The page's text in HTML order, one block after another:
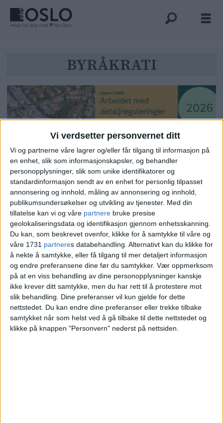
Vi verdsetter personvernet ditt
Vi og partnerne våre lagrer og/eller får tilgang til informasjon på
en enhet, slik som informasjonskapsler, og behandler
personopplysninger, slik som unike identifikatorer og
standardinformasjon sendt av en enhet for personlig tilpasset
annonsering og innhold, måling av annonsering og innhold,
publikumsundersøkelser og utvikling av tjenester. Med din
tillatelse kan vi og våre partnere bruke presise
geolokaliseringsdata og identifikasjon gjennom enhetsskanning.
Du kan, som beskrevet ovenfor, klikke for å samtykke til våre og
våre 1731 partneres databehandling. Alternativt kan du klikke for
å nekte å samtykke, eller få tilgang til mer detaljert informasjon
og endre preferansene dine før du samtykker. Vær oppmerksom
på at en viss behandling av dine personopplysninger kanskje
ikke krever ditt samtykke, men du har rett til å protestere mot
slik behandling. Dine preferanser vil kun gjelde for dette
nettstedet. Du kan endre dine preferanser eller trekke tilbake
samtykket når som helst ved å gå tilbake til dette nettstedet og
klikke på knappen "Personvern" nederst på nettsiden.
byråkrati
BYRÅKRATI
Ekstremt byråkrati da nye skoler
ble planlagt: På Ensjø tok det to
år å skrive et møtereferat